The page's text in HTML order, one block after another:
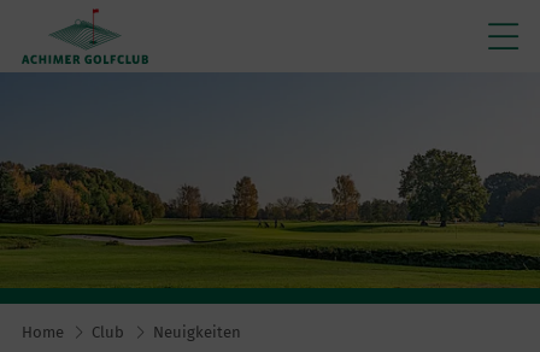
Home Club Neuigkeiten